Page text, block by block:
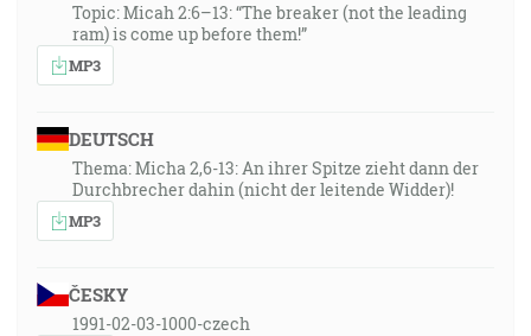
Topic: Micah 2:6–13: “The breaker (not the leading
ram) is come up before them!”
MP3
DEUTSCH
Thema: Micha 2,6-13: An ihrer Spitze zieht dann der
Durchbrecher dahin (nicht der leitende Widder)!
MP3
ČESKY
1991-02-03-1000-czech